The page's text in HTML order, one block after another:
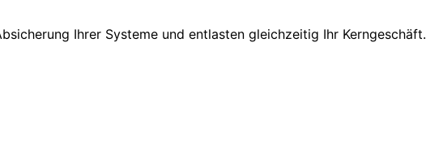
Ihrer Systeme und entlasten gleichzeitig Ihr Kerngeschäft.